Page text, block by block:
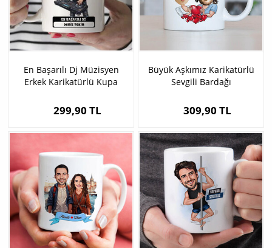
En Başarılı Dj Müzisyen
Erkek Karikatürlü Kupa
299,90 TL
Büyük Aşkımız Karikatürlü
Sevgili Bardağı
309,90 TL